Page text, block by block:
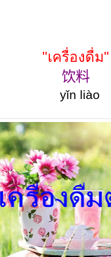
"เครื่องดื่ม"
饮料
yǐn liào